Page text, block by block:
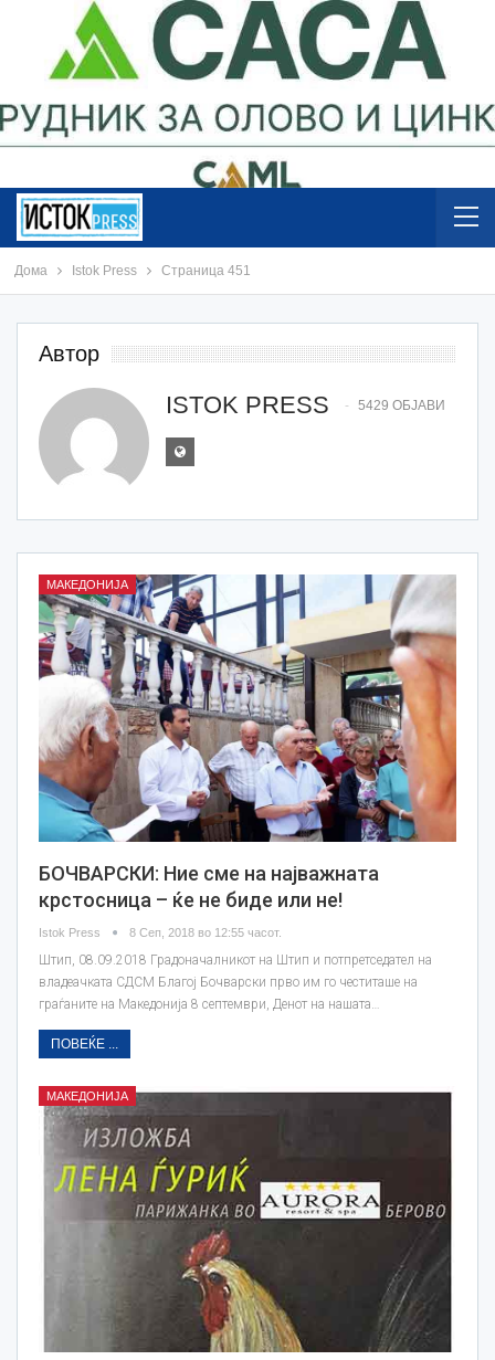
Дома Istok Press Страница 451
Автор
ISTOK PRESS 5429 ОБЈАВИ
МАКЕДОНИЈА
БОЧВАРСКИ: Ние сме на најважната
крстосница – ќе не биде или не!
Istok Press 8 Сеп, 2018 во 12:55 часот.
Штип, 08.09.2018 Градоначалникот на Штип и потпретседател на
владеачката СДСМ Благој Бочварски прво им го честиташе на
граѓаните на Македонија 8 септември, Денот на нашата…
ПОВЕЌЕ ...
МАКЕДОНИЈА